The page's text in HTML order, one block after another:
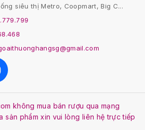
siêu thị Metro, Coopmart, Big C...
không mua bán rượu qua mạng
sản phẩm xin vui lòng liên hệ trực tiếp